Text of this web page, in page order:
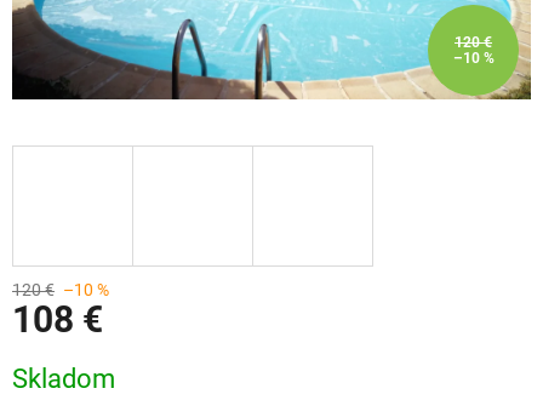
120 €
–10 %
120 € –10 %
108 €
cena:
Skladom